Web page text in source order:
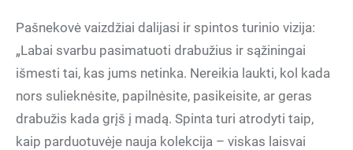
Pašnekovė vaizdžiai dalijasi ir spintos turinio vizija:
„Labai svarbu pasimatuoti drabužius ir sąžiningai
išmesti tai, kas jums netinka. Nereikia laukti, kol kada
nors sulieknėsite, papilnėsite, pasikeisite, ar geras
drabužis kada grįš į madą. Spinta turi atrodyti taip,
kaip parduotuvėje nauja kolekcija – viskas laisvai